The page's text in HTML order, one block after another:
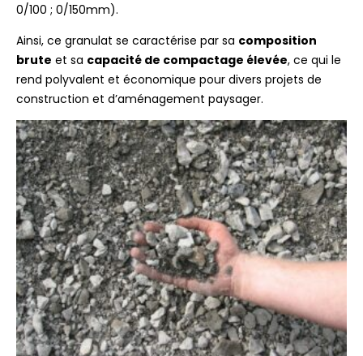
0/100 ; 0/150mm).
Ainsi, ce granulat se caractérise par sa composition
brute et sa capacité de compactage élevée, ce qui le
rend polyvalent et économique pour divers projets de
construction et d’aménagement paysager.